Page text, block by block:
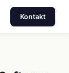
Kontakt